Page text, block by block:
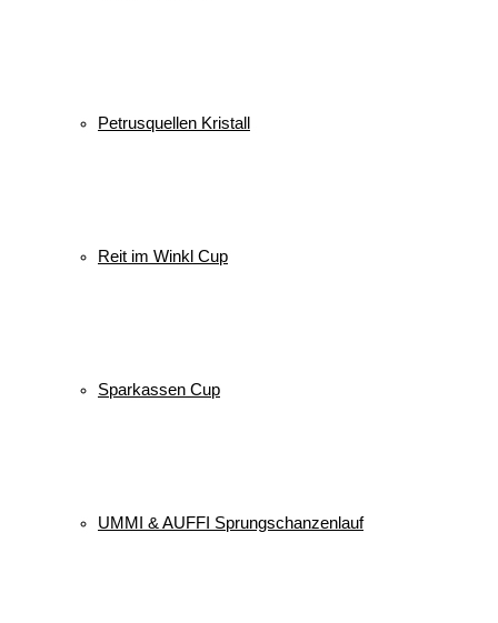
Petrusquellen Kristall
Reit im Winkl Cup
Sparkassen Cup
UMMI & AUFFI Sprungschanzenlauf